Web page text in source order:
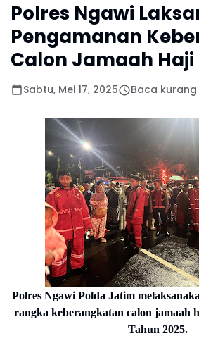
Polres Ngawi
Pengamanan
Calon Jamaah Haji
Sabtu, Mei 17, 2025 Baca
Polres Ngawi Polda Jatim
rangka keberangkatan calon jamaah
Tahun 2025.